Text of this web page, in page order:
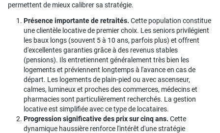
permettent de mieux calibrer sa stratégie.
Présence importante de retraités. Cette population constitue
une clientèle locative de premier choix. Les seniors privilégient
les baux longs (souvent 5 à 10 ans, parfois plus) et offrent
d'excellentes garanties grâce à des revenus stables
(pensions). Ils entretiennent généralement très bien les
logements et préviennent longtemps à l'avance en cas de
départ. Les logements de plain-pied ou avec ascenseur,
calmes, lumineux et proches des commerces, médecins et
pharmacies sont particulièrement recherchés. La gestion
locative est simplifiée avec ce type de locataires.
Progression significative des prix sur cinq ans. Cette
dynamique haussière renforce l'intérêt d'une stratégie